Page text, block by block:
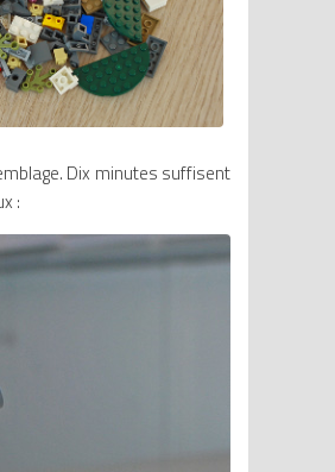
Dix minutes suffisent
: